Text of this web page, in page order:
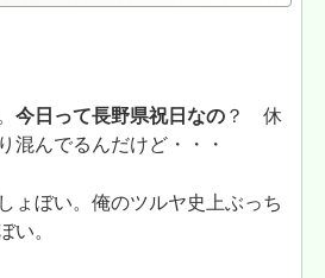
今日って長野県祝日なの ？ 休
混んでるんだけど・・・
ょぼい。俺のツルヤ史上ぶっち
い。